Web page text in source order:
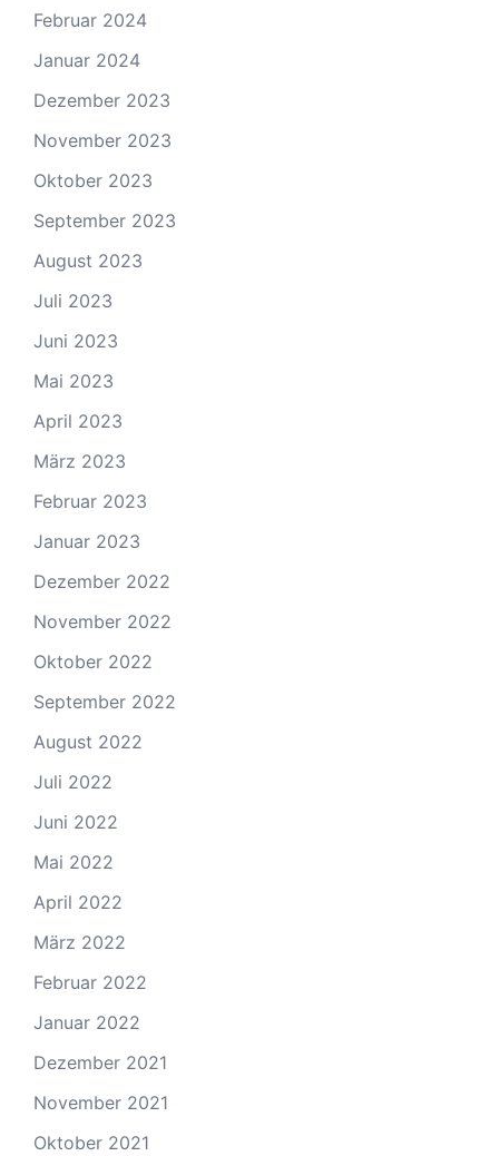
Februar 2024
Januar 2024
Dezember 2023
November 2023
Oktober 2023
September 2023
August 2023
Juli 2023
Juni 2023
Mai 2023
April 2023
März 2023
Februar 2023
Januar 2023
Dezember 2022
November 2022
Oktober 2022
September 2022
August 2022
Juli 2022
Juni 2022
Mai 2022
April 2022
März 2022
Februar 2022
Januar 2022
Dezember 2021
November 2021
Oktober 2021